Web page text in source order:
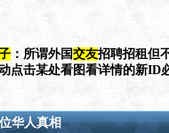
：所谓外国交友招聘招租但
点击某处看图看详情的新ID
华人真相